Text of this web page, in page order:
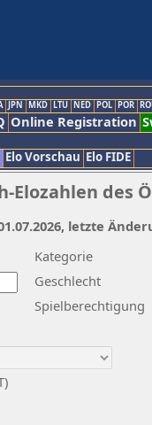
JPN MKD LTU NED POL POR
Online Registration
Elo Vorschau Elo FIDE
des
Kategorie
Geschlecht
Spielberechtigung
letzte